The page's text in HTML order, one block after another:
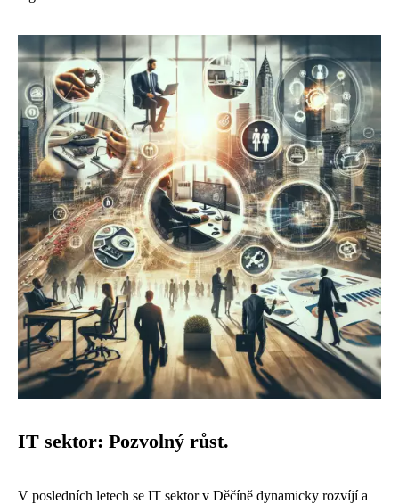
IT sektor: Pozvolný růst.
V posledních letech se IT sektor v Děčíně dynamicky rozvíjí a